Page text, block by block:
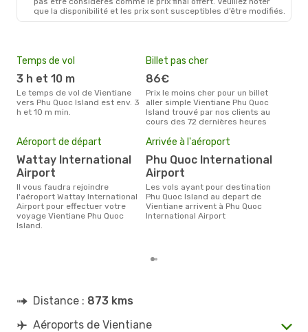
que la disponibilité et les prix sont susceptibles d’être modifiés.
Temps de vol
3 h et 10 m
Le temps de vol de Vientiane
vers Phu Quoc Island est env. 3
h et 10 m min.
Billet pas cher
86€
Prix le moins cher pour un billet
aller simple Vientiane Phu Quoc
Island trouvé par nos clients au
cours des 72 dernières heures
Aéroport de départ
Wattay International
Airport
Il vous faudra rejoindre
l'aéroport Wattay International
Airport pour effectuer votre
voyage Vientiane Phu Quoc
Island.
Arrivée à l'aéroport
Phu Quoc International
Airport
Les vols ayant pour destination
Phu Quoc Island au depart de
Vientiane arrivent à Phu Quoc
International Airport
Distance : 873 kms
Aéroports de Vientiane